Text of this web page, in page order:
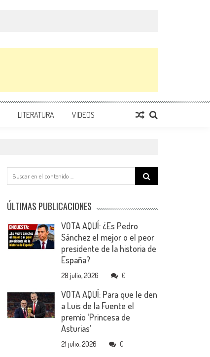
LITERATURA VIDEOS
Search
for:
ÚLTIMAS PUBLICACIONES
VOTA AQUÍ: ¿Es Pedro
Sánchez el mejor o el peor
presidente de la historia de
España?
28 julio, 2026 0
VOTA AQUÍ: Para que le den
a Luis de la Fuente el
premio ‘Princesa de
Asturias’
21 julio, 2026 0